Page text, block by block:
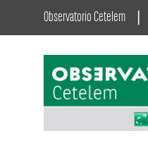
Observatorio Cetelem